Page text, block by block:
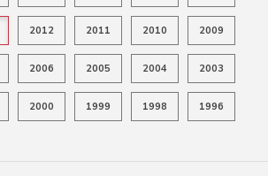
2012 2011 2010 2009
2006 2005 2004 2003
2000 1999 1998 1996